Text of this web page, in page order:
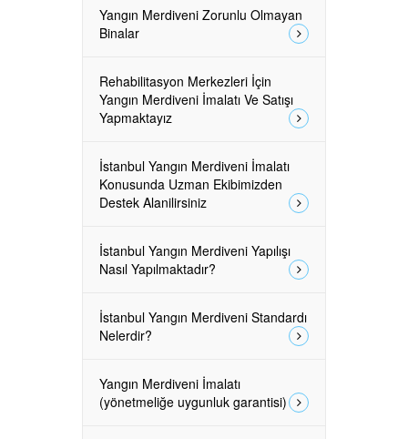
Yangın Merdiveni Zorunlu Olmayan
Binalar
Rehabilitasyon Merkezleri İçin
Yangın Merdiveni İmalatı Ve Satışı
Yapmaktayız
İstanbul Yangın Merdiveni İmalatı
Konusunda Uzman Ekibimizden
Destek Alanilirsiniz
İstanbul Yangın Merdiveni Yapılışı
Nasıl Yapılmaktadır?
İstanbul Yangın Merdiveni Standardı
Nelerdir?
Yangın Merdiveni İmalatı
(yönetmeliğe uygunluk garantisi)